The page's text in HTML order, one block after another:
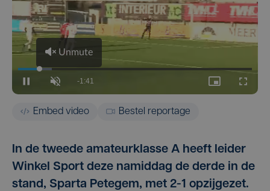
Embed video Bestel reportage
In de tweede amateurklasse A heeft leider
Winkel Sport deze namiddag de derde in de
stand, Sparta Petegem, met 2-1 opzijgezet.